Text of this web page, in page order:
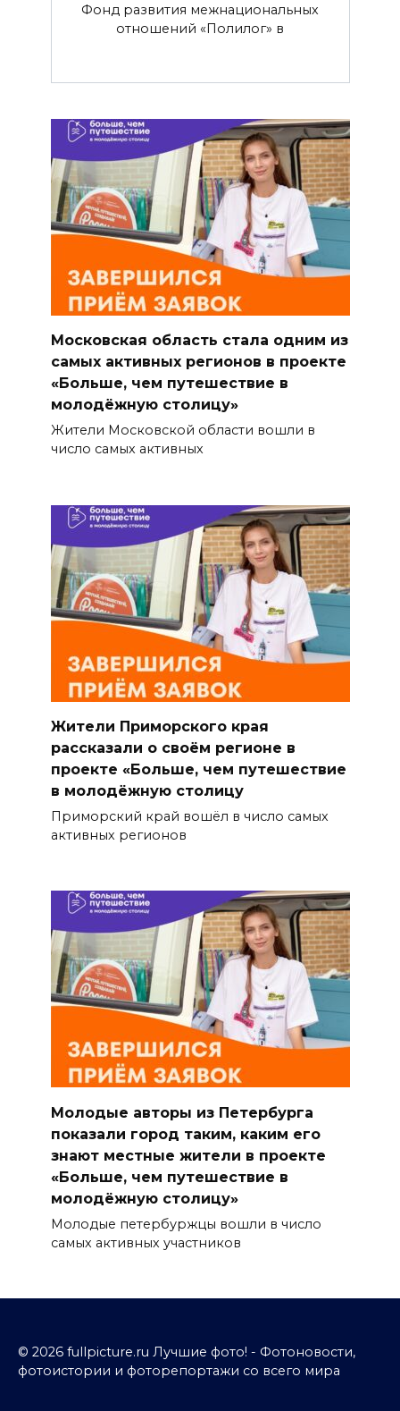
Фонд развития межнациональных
отношений «Полилог» в
Московская область стала одним из
самых активных регионов в проекте
«Больше, чем путешествие в
молодёжную столицу»
Жители Московской области вошли в
число самых активных
Жители Приморского края
рассказали о своём регионе в
проекте «Больше, чем путешествие
в молодёжную столицу
Приморский край вошёл в число самых
активных регионов
Молодые авторы из Петербурга
показали город таким, каким его
знают местные жители в проекте
«Больше, чем путешествие в
молодёжную столицу»
Молодые петербуржцы вошли в число
самых активных участников
© 2026 fullpicture.ru Лучшие фото! - Фотоновости,
фотоистории и фоторепортажи со всего мира